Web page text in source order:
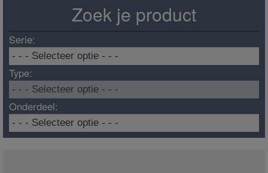
Zoek je product
Serie:
Type:
Onderdeel: